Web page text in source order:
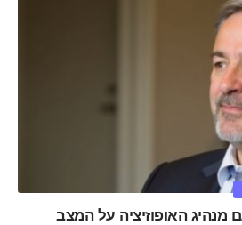
מנהיג האופוזיציה על המצב